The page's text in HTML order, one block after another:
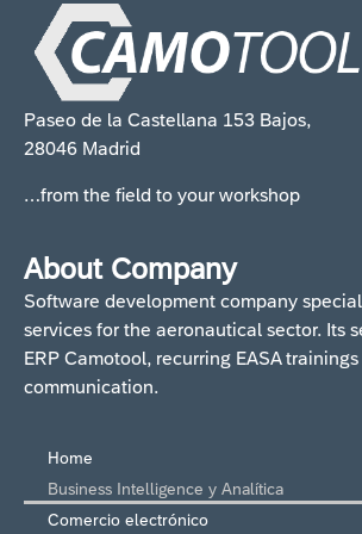
Paseo de la Castellana 153 Bajos,
28046 Madrid
…from the field to your workshop
About Company
Software development company
services for the aeronautical sector. Its
ERP Camotool, recurring EASA
communication.
Home
Business Intelligence y Analítica
Comercio electrónico